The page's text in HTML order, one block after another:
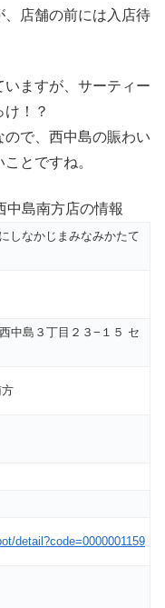
店舗の前には入店待
ますが、サーティー
！？
で、西中島の賑わい
とですね。
中島南方店の情報
しなかじまみなみかたて
中島３丁目２３−１５ セ
detail?code=0000001159